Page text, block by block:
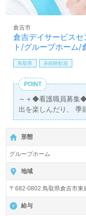
倉吉デイサービス
ト/グループホーム/
倉吉市
鳥取県 未経験歓迎
POINT
～＋◆看護職員募集
出を楽しんだり、 季
たりと、様々なイベ
がともに楽しく過ご
形態
グループホーム
地域
〒682-0802 鳥取県倉吉市東
給与